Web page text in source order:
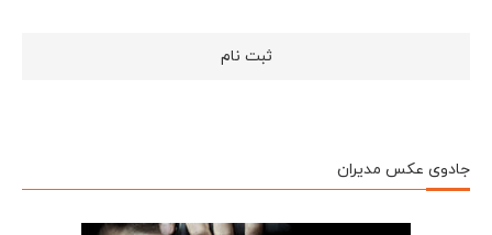
جادوی عکس مدیران